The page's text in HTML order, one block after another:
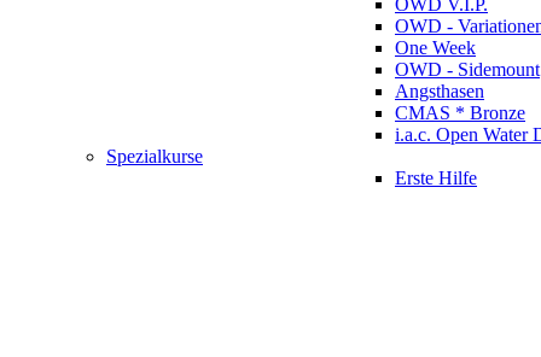
OWD V.I.P.
OWD -
One Week
OWD - Sidemount
Angsthasen
CMAS * Bronze
i.a.c. Open Water
Spezialkurse
Erste Hilfe